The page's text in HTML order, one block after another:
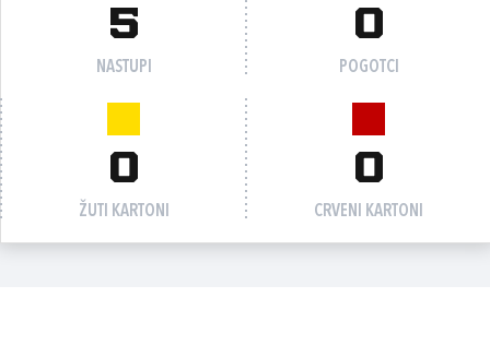
5
NASTUPI
0
POGOTCI
0
ŽUTI KARTONI
0
CRVENI KARTONI